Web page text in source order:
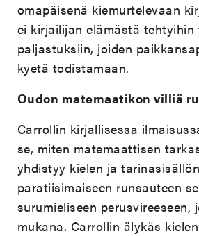
omapäisenä kiemurtelevaan
ei kirjailijan elämästä tehtyihin
paljastuksiin, joiden
kyetä todistamaan.
Oudon matemaatikon villiä
Carrollin kirjallisessa
se, miten matemaattisen
yhdistyy kielen ja tarinasisällön
paratiisimaiseen runsauteen
surumieliseen perusvireeseen,
mukana. Carrollin älykäs